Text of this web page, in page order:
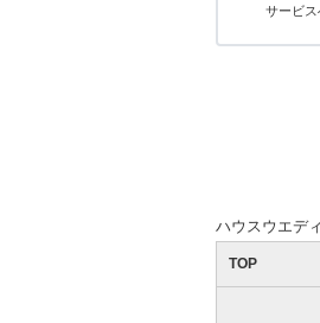
サービ
ハウスウエデ
TOP